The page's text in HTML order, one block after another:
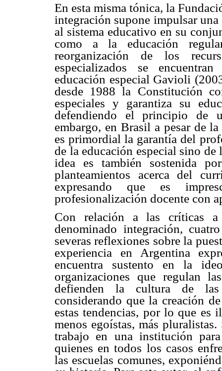
En esta misma tónica, la
integración supone impulsar
al sistema educativo en su
como a la educación
reorganización de los
especializados se
educación especial Gavioli
desde 1988 la Constitución
especiales y garantiza su
defendiendo el principio de
embargo, en Brasil a pesar de
es primordial la garantía del
de la educación especial sino
idea es también sostenida
planteamientos acerca del
expresando que es
profesionalización docente con
Con relación a las críticas
denominado integración,
severas reflexiones sobre la
experiencia en Argentina
encuentra sustento en la
organizaciones que regulan
defienden la cultura de las
considerando que la creación
estas tendencias, por lo que es
menos egoístas, más
trabajo en una institución
quienes en todos los casos
las escuelas comunes,